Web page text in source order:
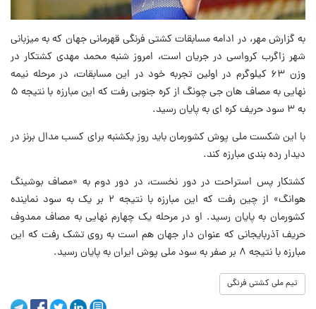
به گزارش مهر، در ادامه مسابقات کشتی فرنگی قهرمانی جهان که به میزبانی
شهر زاگرب کرواسی در جریان است، امروز شنبه محمد مهدی کشتکار در
وزن ۶۳ کیلوگرم در اولین تجربه خود در این مسابقات، در مرحله نیمه
نهایی به مصاف هان جی چونگ از کره جنوبی رفت که این مبارزه با نتیجه ۵
به ۳ سود حریف کره ای به پایان رسید.
با این شکست ملی پوش کشورمان باید روز یکشنبه برای کسب مدال برنز در
دیدار رده بندی مبارزه کند.
کشتکار پس استراحت در دور نخست، در دور دوم به «مصاف بوشینگ
هوانگ» از چین رفت که این مبارزه با نتیجه ۲ بر یک به سود نماینده
کشورمان به پایان رسید. او در مرحله یک چهارم نهایی به مصاف ممدوف
حریف آذربایجانی که عنوان دار جهان هم است به روی تشک رفت که این
مبارزه با نتیجه ۸ بر صفر به سود ملی پوش ایران به پایان رسید.
تیم ملی کشتی فرنگی